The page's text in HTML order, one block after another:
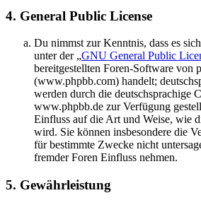
4. General Public License
Du nimmst zur Kenntnis, dass es
unter der „GNU General Public
bereitgestellten Foren-Software von
(www.phpbb.com) handelt;
werden durch die deutschsprachige
www.phpbb.de zur Verfügung
Einfluss auf die Art und Weise, wie
wird. Sie können insbesondere die
für bestimmte Zwecke nicht
fremder Foren Einfluss nehmen.
5. Gewährleistung